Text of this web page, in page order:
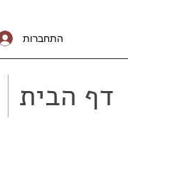
התחברות
דף הבית